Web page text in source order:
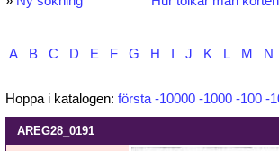
A B C D E F G H J K L M N
Hoppa i katalogen: första -10000 -1000 -100 -
AREG28_0191